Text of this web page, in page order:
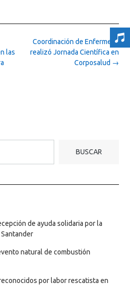
Coordinación de Enfermería
realizó Jornada Científica en
Corposalud →
las
BUSCAR
de ayuda solidaria por la
natural de combustión
por labor rescatista en